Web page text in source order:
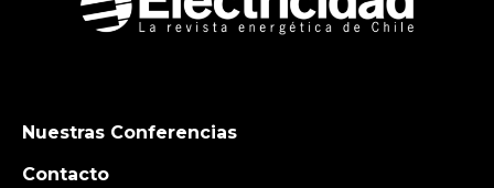
Nuestras Conferencias
Contacto